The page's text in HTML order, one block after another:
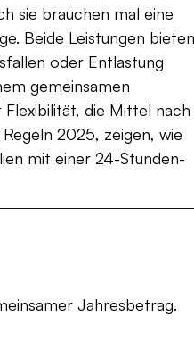
sie brauchen mal eine
Beide Leistungen bieten
oder Entlastung
gemeinsamen
die Mittel nach
2025, zeigen, wie
mit einer 24-Stunden-
Jahresbetrag.